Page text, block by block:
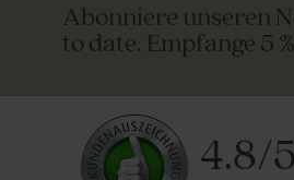
Abonniere unseren
to date. Empfange 5
4.8/5